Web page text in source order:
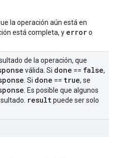
la operación aún está en
está completa, y erroro
de la operación, que
válida. Si done == false,
. Si done == true, se
. Es posible que algunos
resultpuede ser solo